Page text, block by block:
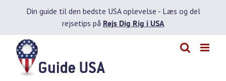
Din guide til den bedste USA oplevelse - Læs og del
rejsetips på Rejs Dig Rig i USA